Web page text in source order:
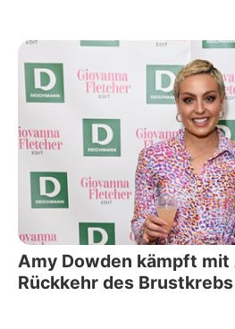
Amy Dowden kämpft
Rückkehr des Brustkrebs